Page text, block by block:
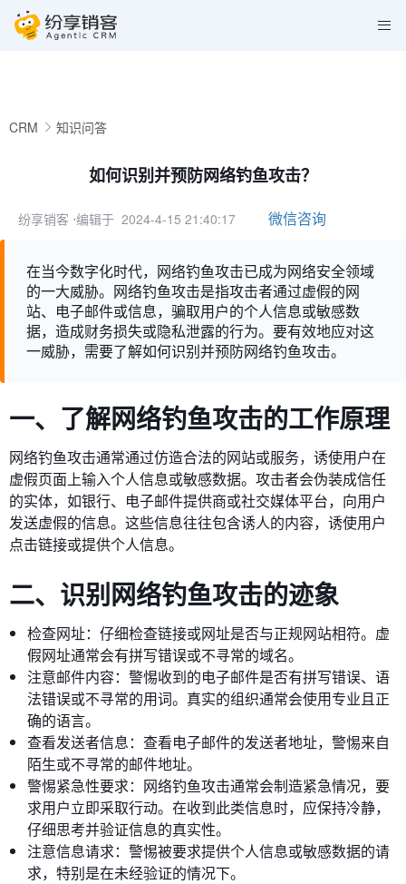
CRM 知识问答
如何识别并预防网络钓鱼攻击？
纷享销客 ⋅编辑于 2024-4-15 21:40:17 微信咨询
在当今数字化时代，网络钓鱼攻击已成为网络安全领域
的一大威胁。网络钓鱼攻击是指攻击者通过虚假的网
站、电子邮件或信息，骗取用户的个人信息或敏感数
据，造成财务损失或隐私泄露的行为。要有效地应对这
一威胁，需要了解如何识别并预防网络钓鱼攻击。
一、了解网络钓鱼攻击的工作原理
网络钓鱼攻击通常通过仿造合法的网站或服务，诱使用户在
虚假页面上输入个人信息或敏感数据。攻击者会伪装成信任
的实体，如银行、电子邮件提供商或社交媒体平台，向用户
发送虚假的信息。这些信息往往包含诱人的内容，诱使用户
点击链接或提供个人信息。
二、识别网络钓鱼攻击的迹象
检查网址：仔细检查链接或网址是否与正规网站相符。虚
假网址通常会有拼写错误或不寻常的域名。
注意邮件内容：警惕收到的电子邮件是否有拼写错误、语
法错误或不寻常的用词。真实的组织通常会使用专业且正
确的语言。
查看发送者信息：查看电子邮件的发送者地址，警惕来自
陌生或不寻常的邮件地址。
警惕紧急性要求：网络钓鱼攻击通常会制造紧急情况，要
求用户立即采取行动。在收到此类信息时，应保持冷静，
仔细思考并验证信息的真实性。
注意信息请求：警惕被要求提供个人信息或敏感数据的请
求，特别是在未经验证的情况下。